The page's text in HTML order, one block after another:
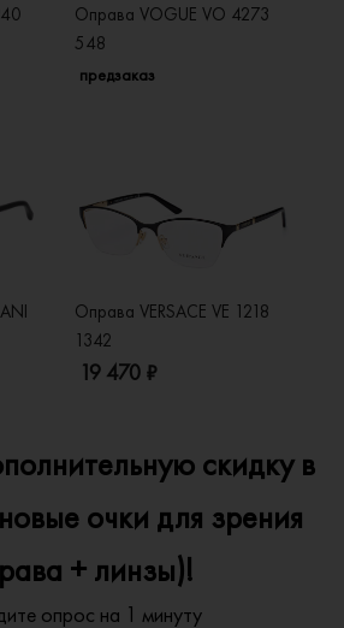
Оправа VOGUE VO 4273
548
предзаказ
Оправа VERSACE VE 1218
1342
19 470 ₽
скидку в
очки для зрения
+ линзы)!
опрос на 1 минуту